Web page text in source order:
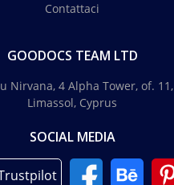
Contattaci
GOODOCS TEAM LTD
Nirvana, 4 Alpha Tower, of. 11,
Limassol, Cyprus
SOCIAL MEDIA